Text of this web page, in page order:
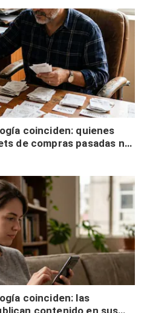
coinciden: quienes
de compras pasadas no
tienen necesidad de
coinciden: las
contenido en sus